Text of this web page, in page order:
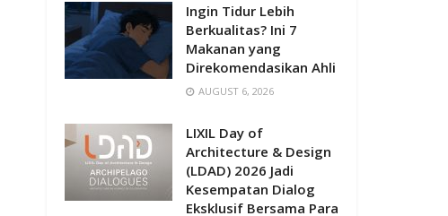
Ingin Tidur Lebih
Berkualitas? Ini 7
Makanan yang
Direkomendasikan Ahli
AUGUST 6, 2026
LIXIL Day of
Architecture & Design
(LDAD) 2026 Jadi
Kesempatan Dialog
Eksklusif Bersama Para